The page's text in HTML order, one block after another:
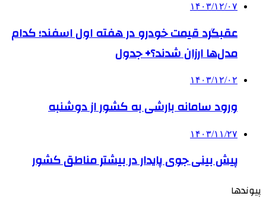
۱۴۰۳/۱۲/۰۷
عقبگرد قیمت خودرو در هفته اول اسفند؛ کدام
مدل‌ها ارزان شدند؟+ جدول
۱۴۰۳/۱۲/۰۲
ورود سامانه بارشی به کشور از دوشنبه
۱۴۰۳/۱۱/۲۷
­پیش بینی جوی پایدار در بیشتر مناطق کشور
پیوندها